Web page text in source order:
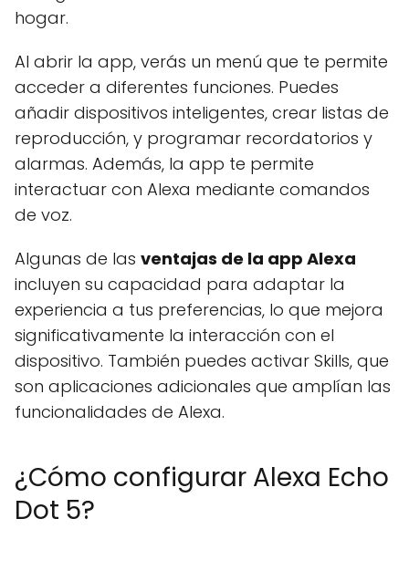
hogar.
Al abrir la app, verás un menú que te permite
acceder a diferentes funciones. Puedes
añadir dispositivos inteligentes, crear listas de
reproducción, y programar recordatorios y
alarmas. Además, la app te permite
interactuar con Alexa mediante comandos
de voz.
Algunas de las ventajas de la app Alexa
incluyen su capacidad para adaptar la
experiencia a tus preferencias, lo que mejora
significativamente la interacción con el
dispositivo. También puedes activar Skills, que
son aplicaciones adicionales que amplían las
funcionalidades de Alexa.
¿Cómo configurar Alexa Echo
Dot 5?